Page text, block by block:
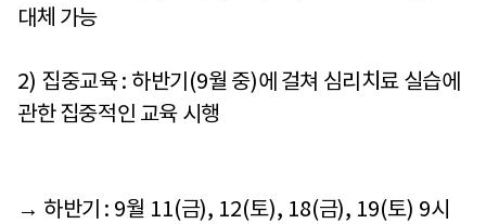
대체 가능
2) 집중교육: 하반기 (9월 중)에 걸쳐 심리치료 실습에
관한 집중적인 교육 시행
→ 하반기 : 9월 11(금), 12(토), 18(금), 19(토) 9시